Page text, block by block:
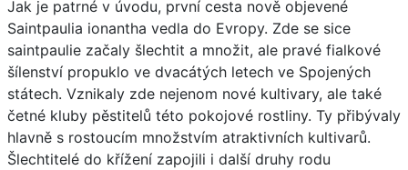
Jak je patrné v úvodu, první cesta nově objevené
Saintpaulia ionantha vedla do Evropy. Zde se sice
saintpaulie začaly šlechtit a množit, ale pravé fialkové
šílenství propuklo ve dvacátých letech ve Spojených
státech. Vznikaly zde nejenom nové kultivary, ale také
četné kluby pěstitelů této pokojové rostliny. Ty přibývaly
hlavně s rostoucím množstvím atraktivních kultivarů.
Šlechtitelé do křížení zapojili i další druhy rodu